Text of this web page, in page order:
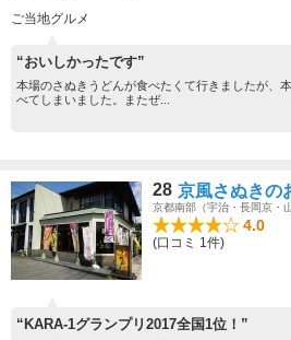
ご当地グルメ
“おいしかったです”
本場のさぬきうどんが食べたくて行きましたが、
べてしまいました。またぜ...
28 京風さぬきの
京都南部（宇治・長岡京・
4.0
(口コミ 1件)
“KARA-1グランプリ2017全国1位！”